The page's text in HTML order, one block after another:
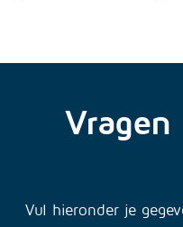
Vul hieronder je